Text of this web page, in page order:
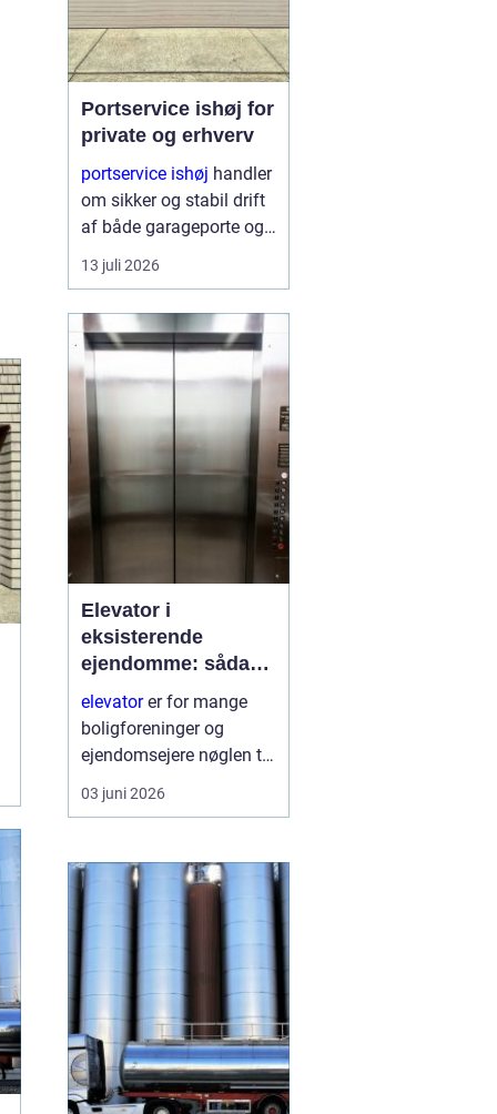
2026
Portservice ishøj for
private og erhverv
portservice ishøj handler
om sikker og stabil drift
af både garageporte og
industriporte i området
omkring ishøj. Når en
optimalt, giver d...
13 juli 2026
Elevator i
eksisterende
ejendomme: sådan
skaber du
tilgængelighed og
merværdi
elevatorer for mange
boligforeninger og
ejendomsejere nøglen til
både bedre
tilgængelighed og en
ejendomsværdi. Når en
ældre opgang får
instal...
03 juni 2026